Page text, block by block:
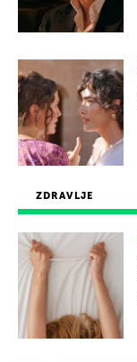
ZDRAVLJE